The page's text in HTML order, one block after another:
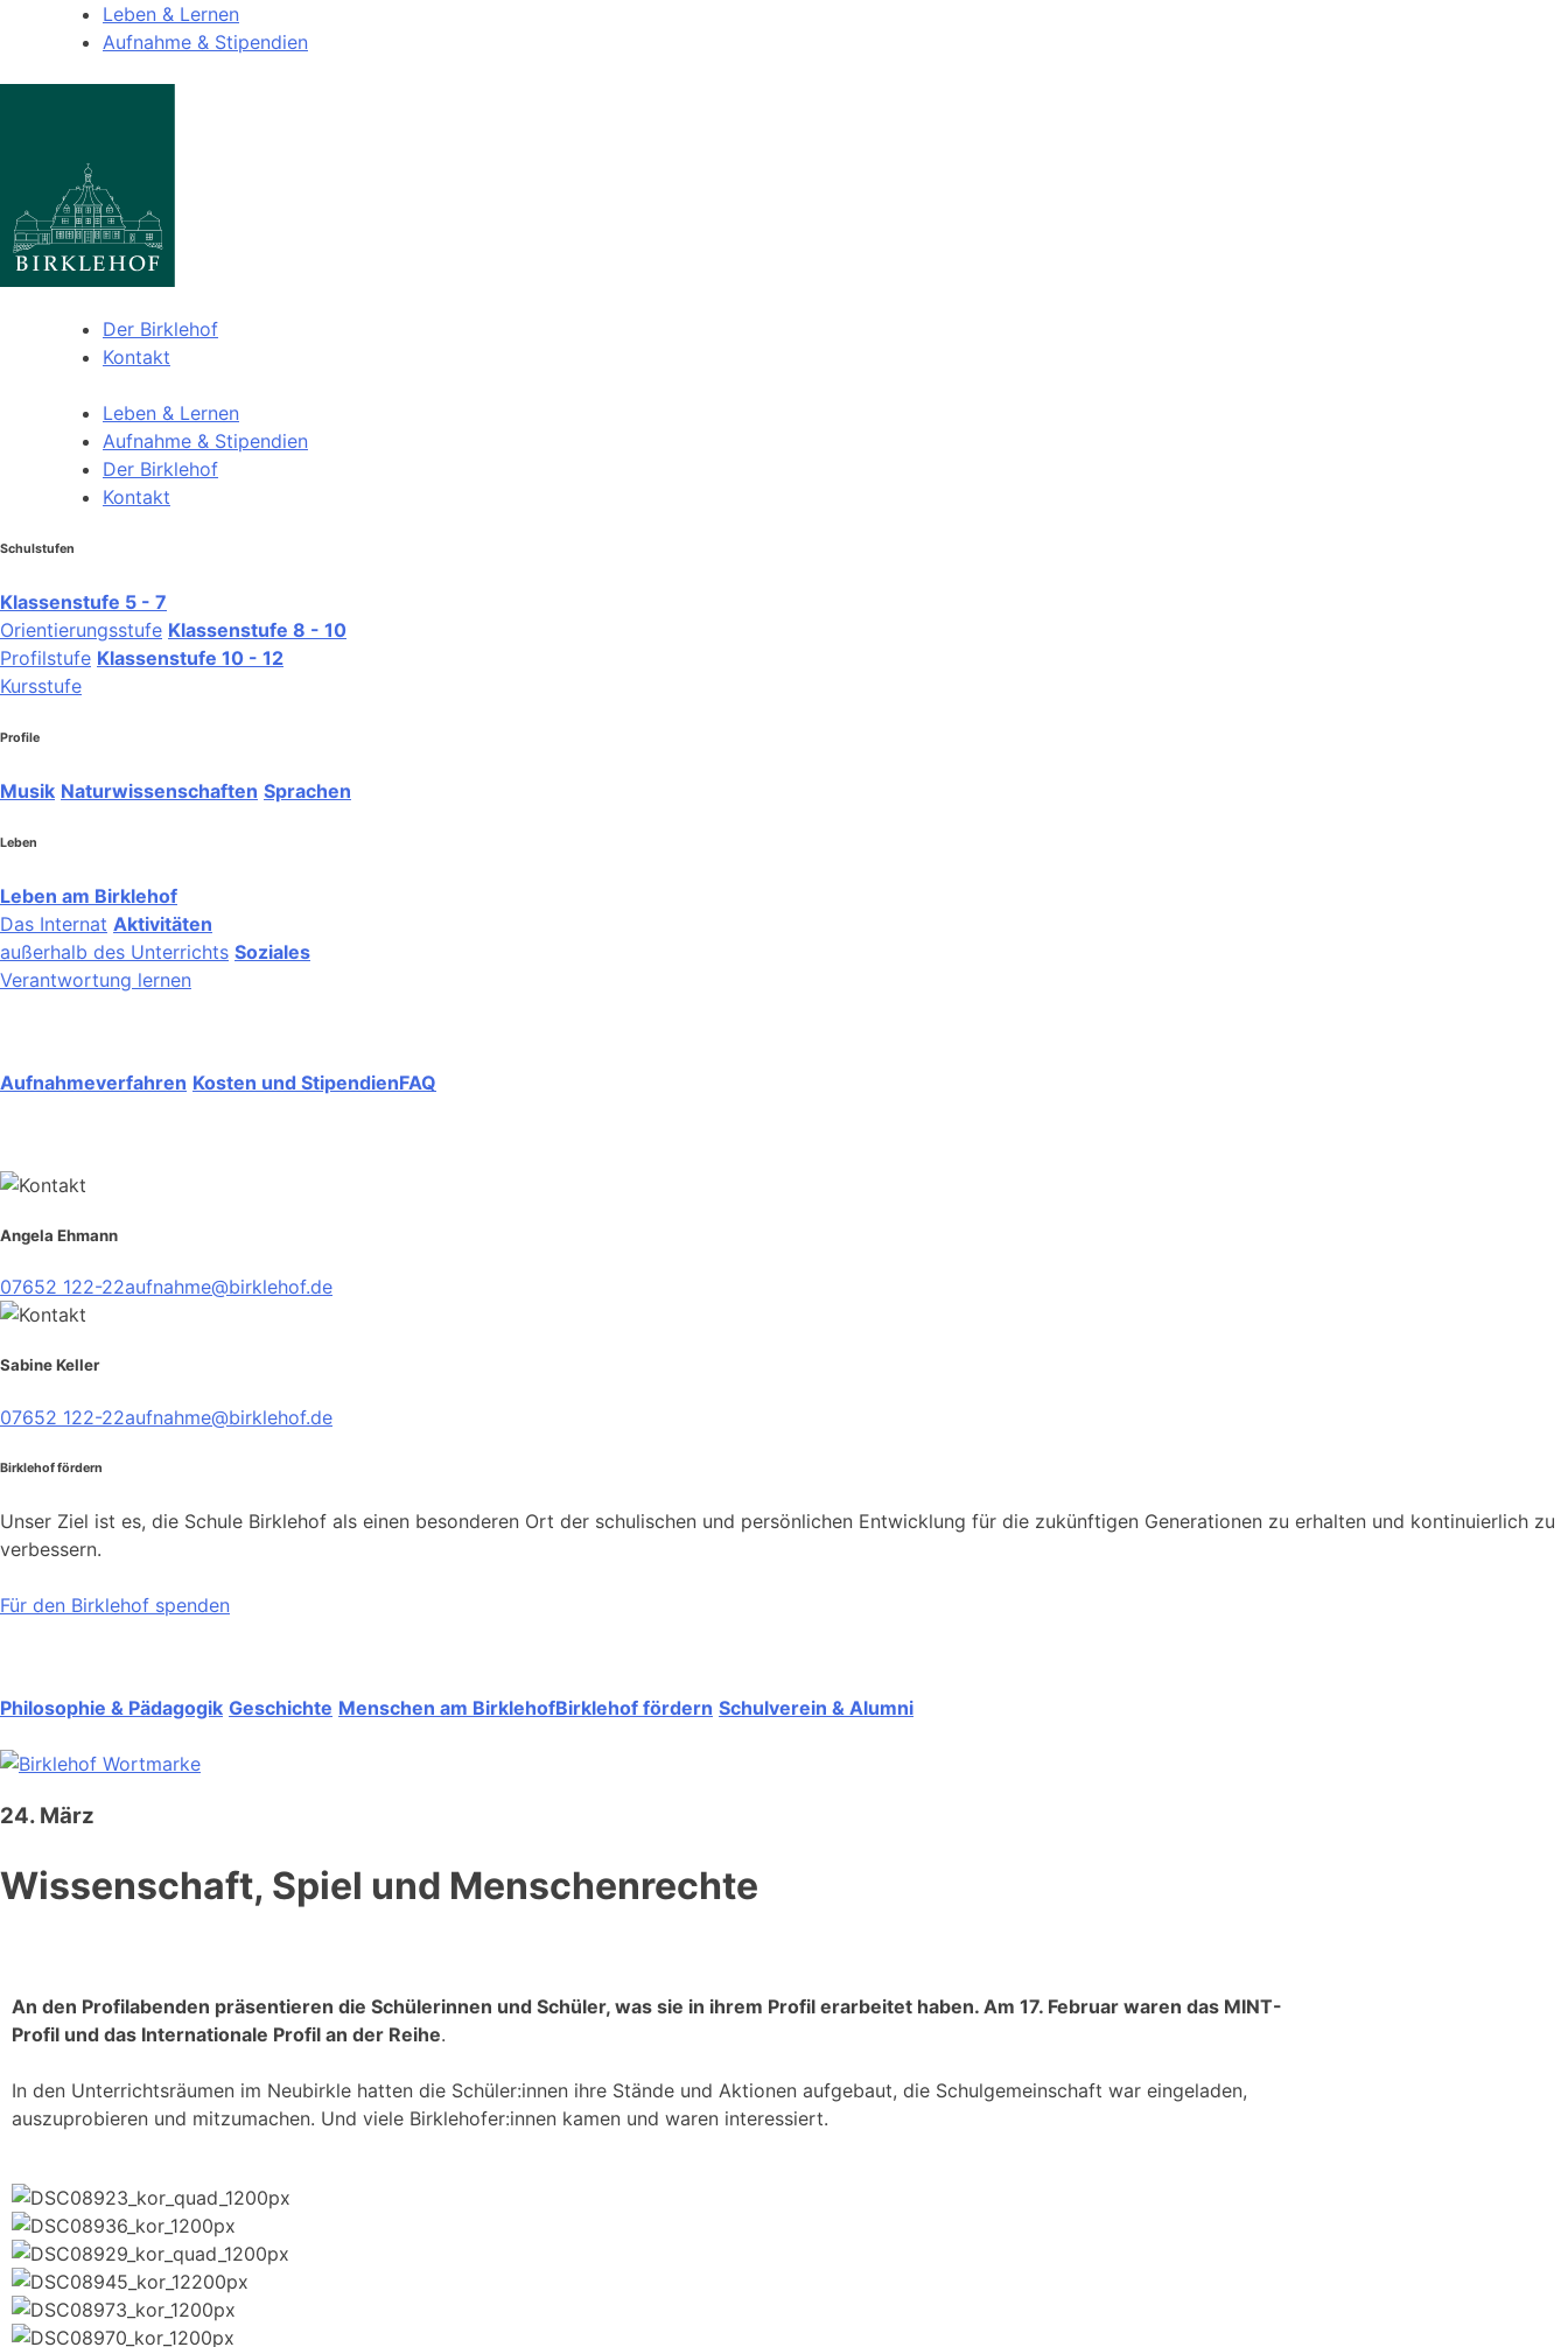
Leben & Lernen
Aufnahme & Stipendien
Der Birklehof
Kontakt
Leben & Lernen
Aufnahme & Stipendien
Der Birklehof
Kontakt
Schulstufen
Klassenstufe 5 - 7
Orientierungsstufe Klassenstufe 8 - 10
Profilstufe Klassenstufe 10 - 12
Kursstufe
Profile
Musik Naturwissenschaften Sprachen
Leben
Leben am Birklehof
Das Internat Aktivitäten
außerhalb des Unterrichts Soziales
Verantwortung lernen
Aufnahmeverfahren Kosten und StipendienFAQ
Angela Ehmann
07652 122-22aufnahme@birklehof.de
Sabine Keller
07652 122-22aufnahme@birklehof.de
Birklehof fördern
Unser Ziel ist es, die Schule Birklehof als einen besonderen Ort der schulischen und persönlichen Entwicklung für die zukünftigen Generationen zu erhalten und kontinuierlich zu
verbessern.
Für den Birklehof spenden
Philosophie & Pädagogik Geschichte Menschen am BirklehofBirklehof fördern Schulverein & Alumni
24. März
Wissenschaft, Spiel und Menschenrechte
An den Profilabenden präsentieren die Schülerinnen und Schüler, was sie in ihrem Profil erarbeitet haben. Am 17. Februar waren das MINT-
Profil und das Internationale Profil an der Reihe.
In den Unterrichtsräumen im Neubirkle hatten die Schüler:innen ihre Stände und Aktionen aufgebaut, die Schulgemeinschaft war eingeladen,
auszuprobieren und mitzumachen. Und viele Birklehofer:innen kamen und waren interessiert.